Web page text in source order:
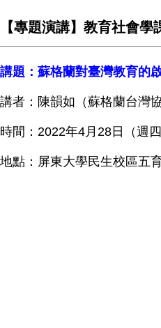
【專題演講】教育社會
講題：蘇格蘭對臺灣教育的
講者：陳韻如（蘇格蘭台灣
時間：2022年4月28日（週
地點：屏東大學民生校區五